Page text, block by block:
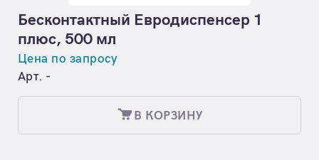
Бесконтактный Евродиспенсер 1
плюс, 500 мл
Цена по запросу
Арт. -
В КОРЗИНУ